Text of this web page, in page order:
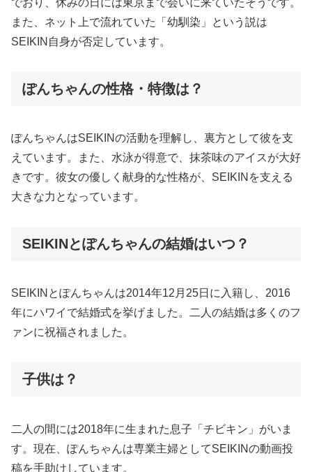
でおり、休みの日には東京まで会いに来ていたそうです。
また、ネット上で流れていた「幼馴染」という説は
SEIKIN自身が否定しています。
ぽんちゃんの性格・特徴は？
ぽんちゃんはSEIKINの活動を理解し、裏方として彼を支
えています。また、水泳が得意で、抹茶味のアイスが大好
きです。彼女の優しく献身的な性格が、SEIKINを支える
大きな力となっています。
SEIKINとぽんちゃんの結婚はいつ？
SEIKINとぽんちゃんは2014年12月25日に入籍し、2016
年にハワイで結婚式を挙げました。二人の結婚は多くのフ
ァンに祝福されました。
子供は？
二人の間には2018年に生まれた息子「チビキン」がいま
す。現在、ぽんちゃんは専業主婦としてSEIKINの動画投
稿を手助けしています。